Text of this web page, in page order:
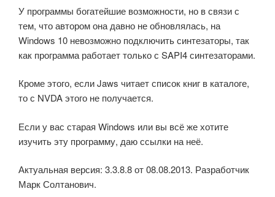
У программы богатейшие возможности, но в связи с
тем, что автором она давно не обновлялась, на
Windows 10 невозможно подключить синтезаторы, так
как программа работает только с SAPI4 синтезаторами.
Кроме этого, если Jaws читает список книг в каталоге,
то с NVDA этого не получается.
Если у вас старая Windows или вы всё же хотите
изучить эту программу, даю ссылки на неё.
Актуальная версия: 3.3.8.8 от 08.08.2013. Разработчик
Марк Солтанович.